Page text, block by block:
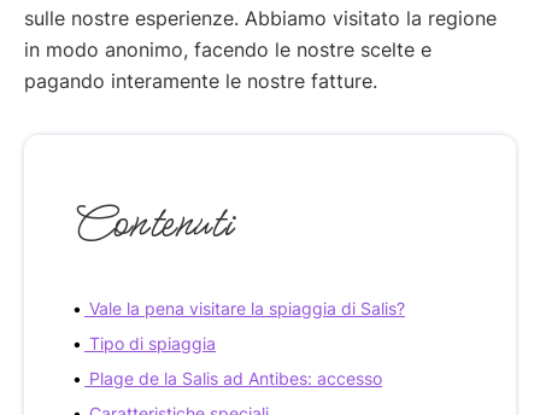
sulle nostre esperienze. Abbiamo visitato la regione
in modo anonimo, facendo le nostre scelte e
pagando interamente le nostre fatture.
Contenuti
Vale la pena visitare la spiaggia di Salis?
Tipo di spiaggia
Plage de la Salis ad Antibes: accesso